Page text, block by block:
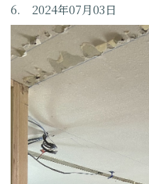
6. 2024年07月03日